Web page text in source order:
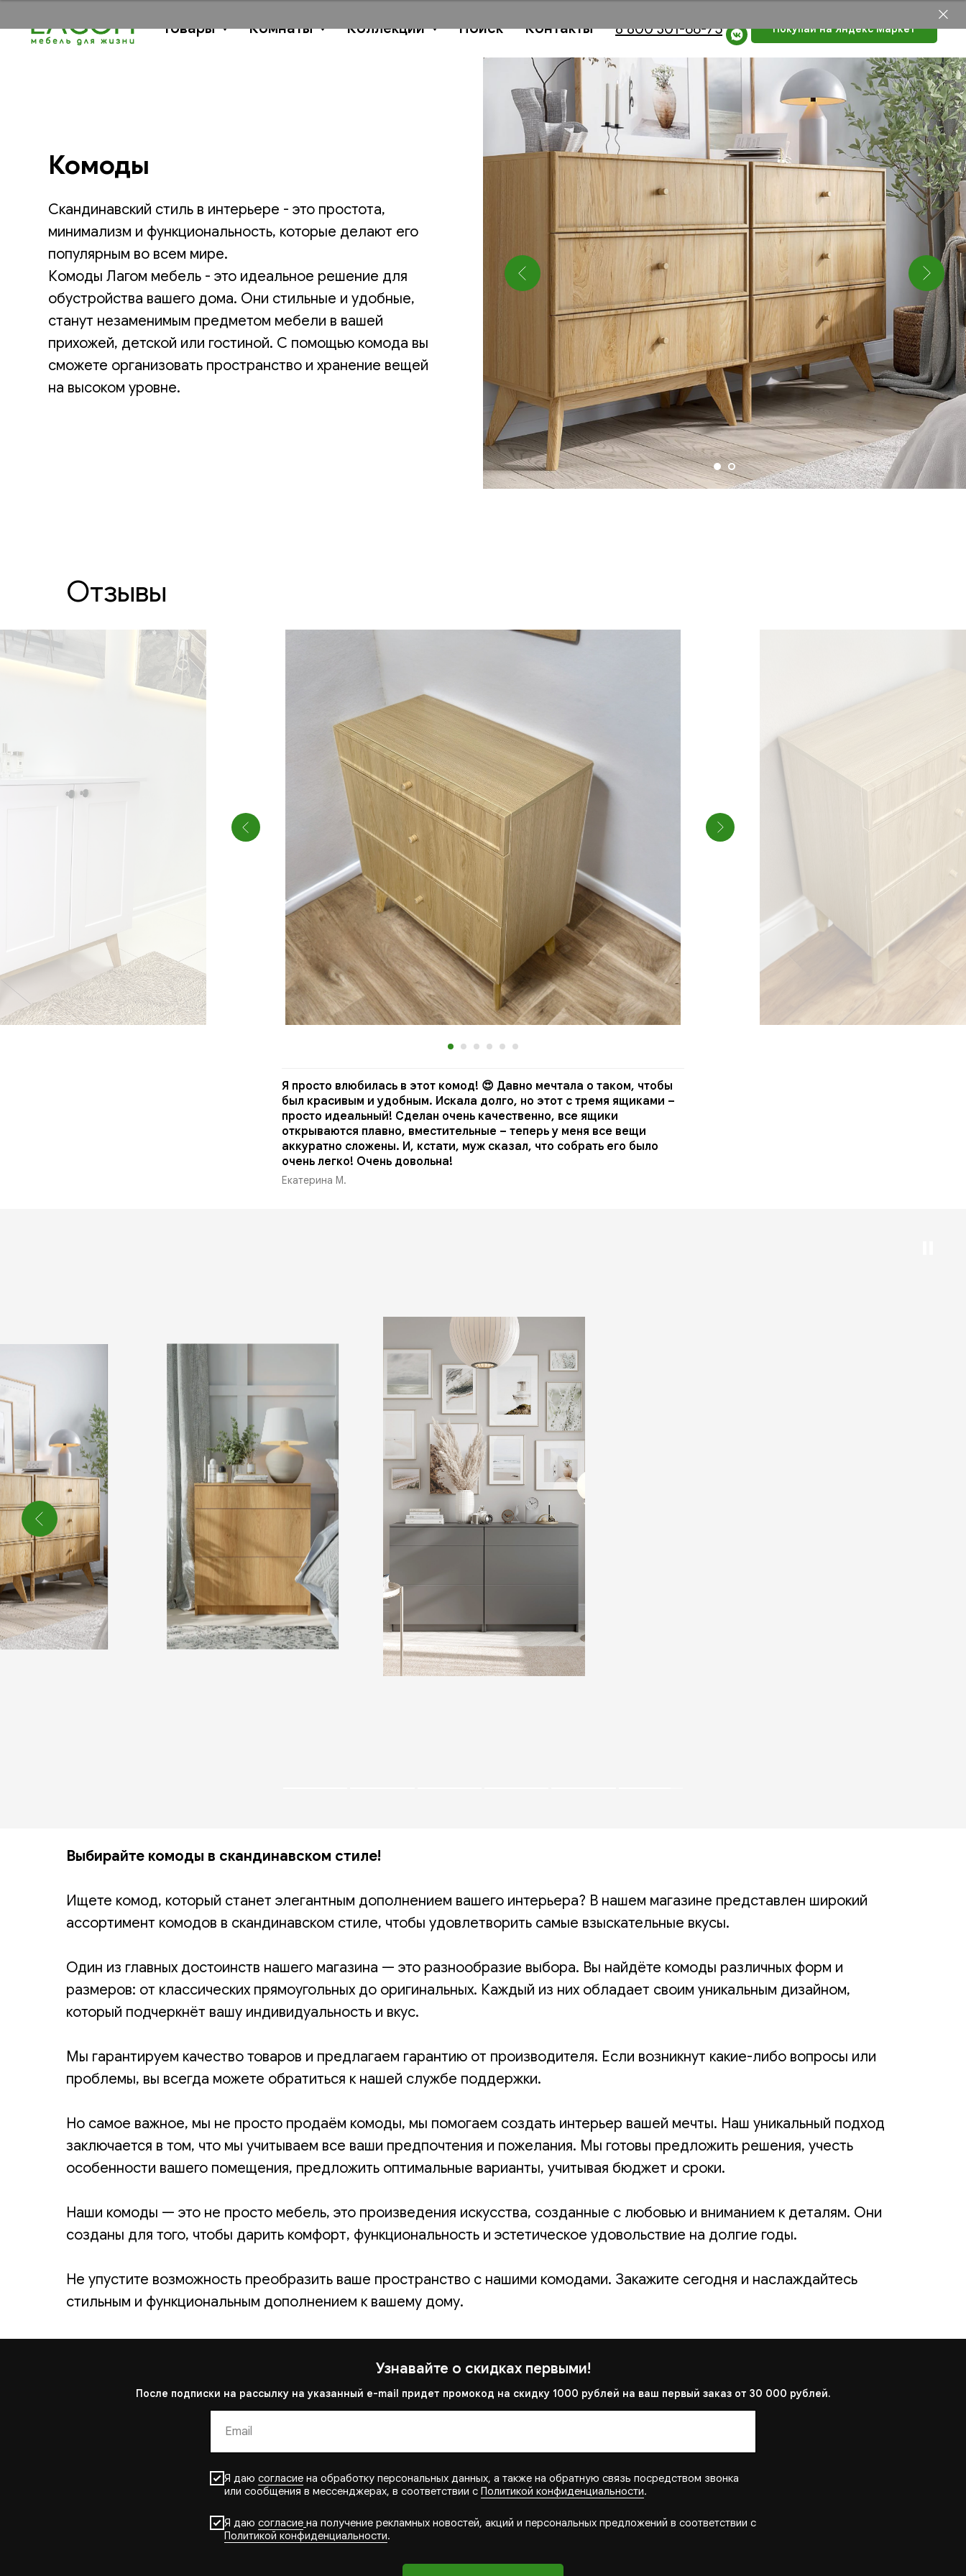
Товары Комнаты Коллекции Поиск Контакты 8 800 301-66-75 Покупай на Яндекс Маркет
Комоды
Скандинавский стиль в интерьере - это простота,
минимализм и функциональность, которые делают его
популярным во всем мире.
Комоды Лагом мебель - это идеальное решение для
обустройства вашего дома. Они стильные и удобные,
станут незаменимым предметом мебели в вашей
прихожей, детской или гостиной. С помощью комода вы
сможете организовать пространство и хранение вещей
на высоком уровне.
Отзывы
Я просто влюбилась в этот комод! 😍 Давно мечтала о таком, чтобы
был красивым и удобным. Искала долго, но этот с тремя ящиками –
просто идеальный! Сделан очень качественно, все ящики
открываются плавно, вместительные – теперь у меня все вещи
аккуратно сложены. И, кстати, муж сказал, что собрать его было
очень легко! Очень довольна!
Екатерина М.
Выбирайте комоды в скандинавском стиле!
Ищете комод, который станет элегантным дополнением вашего интерьера? В нашем магазине представлен широкий
ассортимент комодов в скандинавском стиле, чтобы удовлетворить самые взыскательные вкусы.
Один из главных достоинств нашего магазина — это разнообразие выбора. Вы найдёте комоды различных форм и
размеров: от классических прямоугольных до оригинальных. Каждый из них обладает своим уникальным дизайном,
который подчеркнёт вашу индивидуальность и вкус.
Мы гарантируем качество товаров и предлагаем гарантию от производителя. Если возникнут какие-либо вопросы или
проблемы, вы всегда можете обратиться к нашей службе поддержки.
Но самое важное, мы не просто продаём комоды, мы помогаем создать интерьер вашей мечты. Наш уникальный подход
заключается в том, что мы учитываем все ваши предпочтения и пожелания. Мы готовы предложить решения, учесть
особенности вашего помещения, предложить оптимальные варианты, учитывая бюджет и сроки.
Наши комоды — это не просто мебель, это произведения искусства, созданные с любовью и вниманием к деталям. Они
созданы для того, чтобы дарить комфорт, функциональность и эстетическое удовольствие на долгие годы.
Не упустите возможность преобразить ваше пространство с нашими комодами. Закажите сегодня и наслаждайтесь
стильным и функциональным дополнением к вашему дому.
Узнавайте о скидках первыми!
После подписки на рассылку на указанный e-mail придет промокод на скидку 1000 рублей на ваш первый заказ от 30 000 рублей.
Я даю согласие на обработку персональных данных, а также на обратную связь посредством звонка
или сообщения в мессенджерах, в соответствии с Политикой конфиденциальности.
Я даю согласие на получение рекламных новостей, акций и персональных предложений в соответствии с
Политикой конфиденциальности.